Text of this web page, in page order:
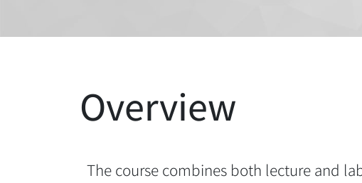
Overview
The course combines both lecture and